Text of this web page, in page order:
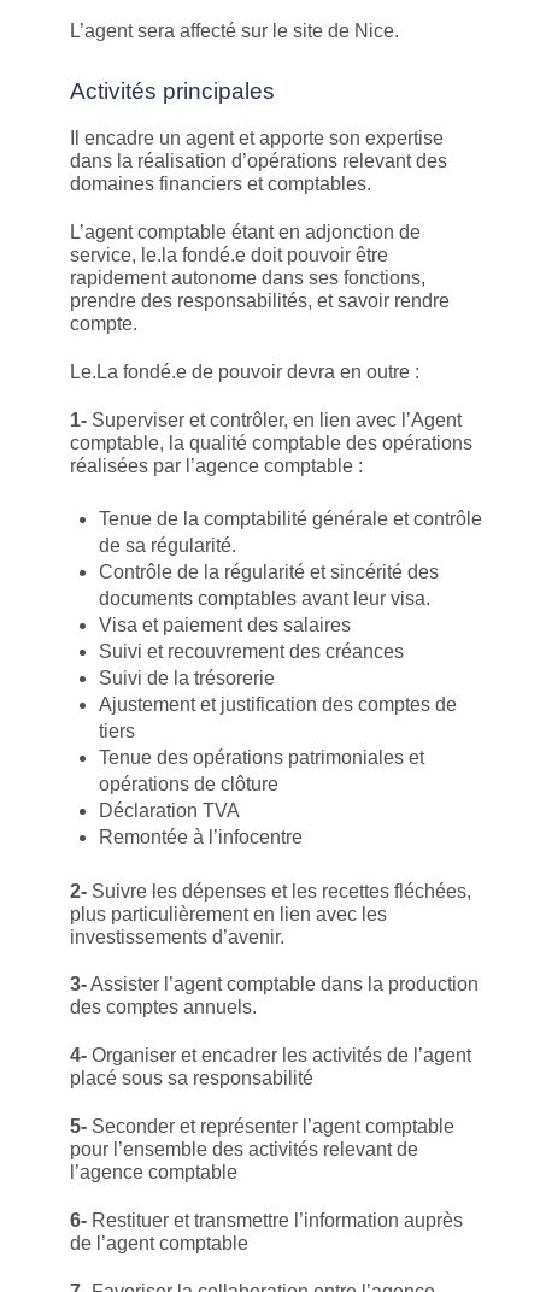
L’agent sera affecté sur le site de Nice.
Activités principales
Il encadre un agent et apporte son expertise
dans la réalisation d’opérations relevant des
domaines financiers et comptables.
L’agent comptable étant en adjonction de
service, le.la fondé.e doit pouvoir être
rapidement autonome dans ses fonctions,
prendre des responsabilités, et savoir rendre
compte.
Le.La fondé.e de pouvoir devra en outre :
1- Superviser et contrôler, en lien avec l’Agent
comptable, la qualité comptable des opérations
réalisées par l’agence comptable :
Tenue de la comptabilité générale et contrôle
de sa régularité.
Contrôle de la régularité et sincérité des
documents comptables avant leur visa.
Visa et paiement des salaires
Suivi et recouvrement des créances
Suivi de la trésorerie
Ajustement et justification des comptes de
tiers
Tenue des opérations patrimoniales et
opérations de clôture
Déclaration TVA
Remontée à l’infocentre
2- Suivre les dépenses et les recettes fléchées,
plus particulièrement en lien avec les
investissements d’avenir.
3-Assister l’agent comptable dans la production
des comptes annuels.
4- Organiser et encadrer les activités de l’agent
placé sous sa responsabilité
5- Seconder et représenter l’agent comptable
pour l’ensemble des activités relevant de
l’agence comptable
6- Restituer et transmettre l’information auprès
de l’agent comptable